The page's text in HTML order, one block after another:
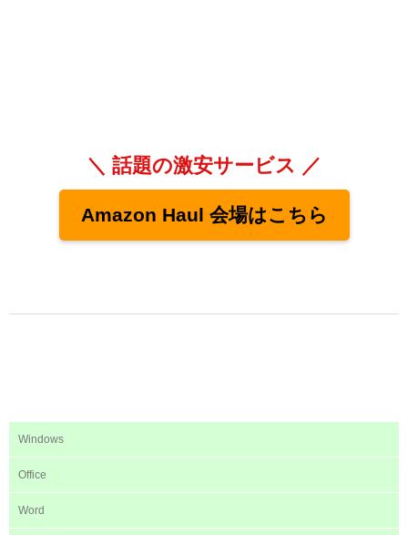
＼ 話題の激安サービス ／
Amazon Haul 会場はこちら
Windows
Office
Word